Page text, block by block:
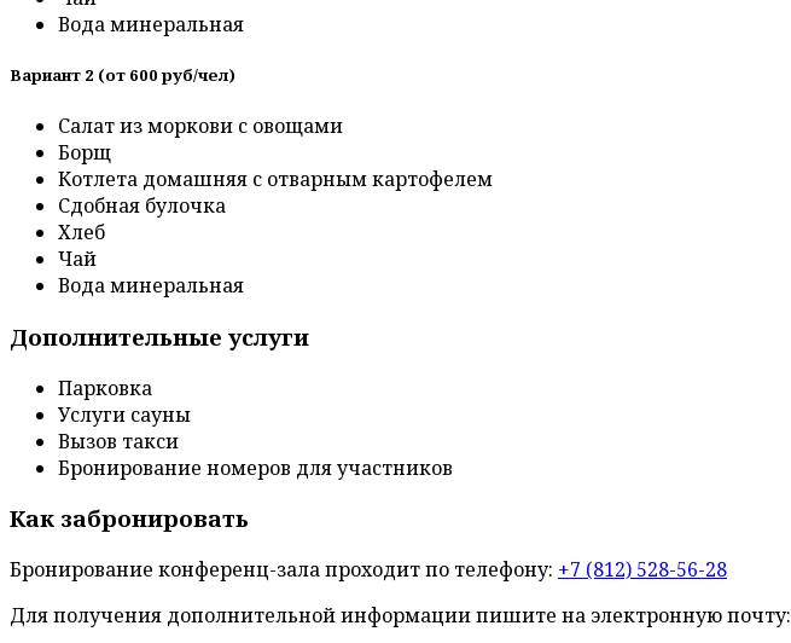
Вода минеральная
Вариант 2 (от 600 руб/чел)
Салат из моркови с овощами
Борщ
Котлета домашняя с отварным картофелем
Сдобная булочка
Хлеб
Чай
Вода минеральная
Дополнительные услуги
Парковка
Услуги сауны
Вызов такси
Бронирование номеров для участников
Как забронировать
Бронирование конференц-зала проходит по телефону: +7 (812) 528-56-28
Для получения дополнительной информации пишите на электронную почту: